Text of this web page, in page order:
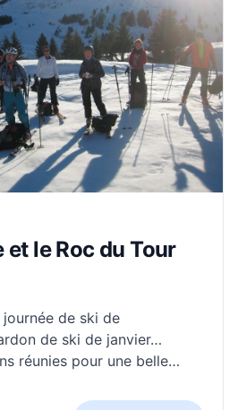
le Roc du Tour
de ski de
de ski de janvier…
réunies pour une belle
de neige… C’est ainsi